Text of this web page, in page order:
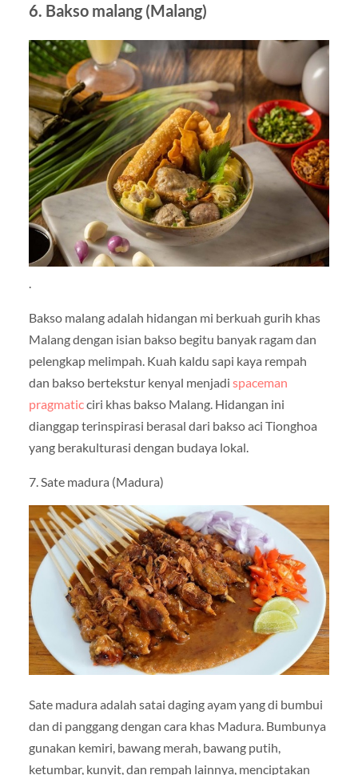
6. Bakso malang (Malang)
Bakso malang adalah hidangan mi berkuah gurih khas
Malang dengan isian bakso begitu banyak ragam dan
pelengkap melimpah. Kuah kaldu sapi kaya rempah
dan bakso bertekstur kenyal menjadi spaceman
pragmaticciri khas bakso Malang. Hidangan ini
dianggap terinspirasi berasal dari bakso aci Tionghoa
yang berakulturasi dengan budaya lokal.
7. Sate madura (Madura)
Sate madura adalah satai daging ayam yang di bumbui
dan di panggang dengan cara khas Madura. Bumbunya
gunakan kemiri, bawang merah, bawang putih,
ketumbar, kunyit, dan rempah lainnya, menciptakan